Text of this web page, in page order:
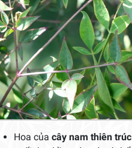
Hoa của cây nam thiên trúc